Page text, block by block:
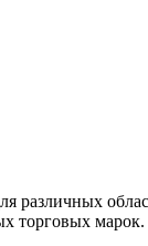
различных
торговых марок.